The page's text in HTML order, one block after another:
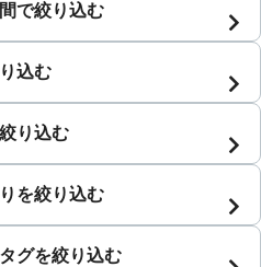
で絞り込む
込む
り込む
を絞り込む
グを絞り込む